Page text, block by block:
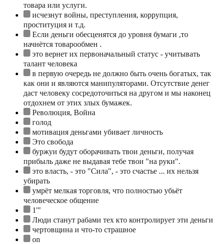
товара или услуги.
исчезнут войны, преступления, коррупция,
проституция и т.д.
Если деньги обесценятся до уровня бумаги ,то
начнётся товарообмен .
это вернет их первоначальный статус - учитывать
талант человека
в первую очередь не должно быть очень богатых, так
как они и являются манипуляторами. Отсутствие денег
даст человеку сосредоточиться на другом и мы наконец
отдохнем от этих злых бумажек.
Революция, Война
голод
мотивация деньгами убивает личность
Это свобода
буржуи будут оборачивать твои деньги, получая
прибыль даже не выдавая тебе твои "на руки".
это власть, - это "Сила", - это счастье ... их нельзя
убирать
умрёт мелкая торговля, что полностью убьёт
человеческое общение
1'"
Люди станут рабами тех кто контролирует эти деньги
чертовщина и что-то страшное
on